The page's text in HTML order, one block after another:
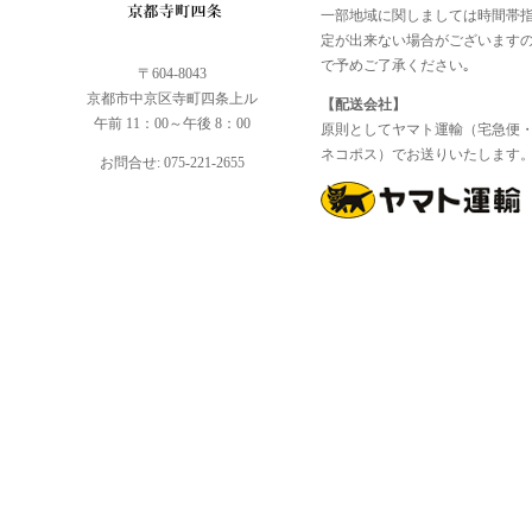
〒604-8043
京都市中京区寺町四条上ル
午前 11：00～午後 8：00
お問合せ: 075-221-2655
一部地域に関しましては時間帯
定が出来ない場合がございます
で予めご了承ください｡
【配送会社】
原則としてヤマト運輸（宅急便
ネコポス）でお送りいたします